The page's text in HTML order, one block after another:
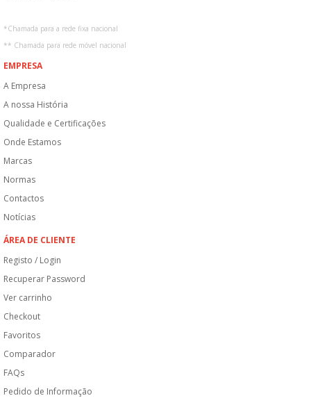
*Chamada para a rede fixa nacional
** Chamada para rede móvel nacional
EMPRESA
A Empresa
A nossa História
Qualidade e Certificações
Onde Estamos
Marcas
Normas
Contactos
Notícias
ÁREA DE CLIENTE
Registo / Login
Recuperar Password
Ver carrinho
Checkout
Favoritos
Comparador
FAQs
Pedido de Informação